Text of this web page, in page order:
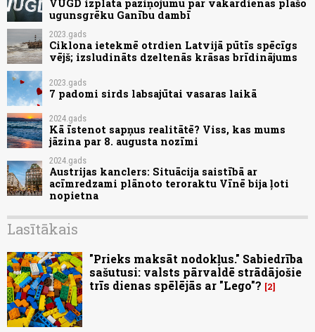
VUGD izplata paziņojumu par vakardienas plašo
ugunsgrēku Ganību dambī
2023.gads
Ciklona ietekmē otrdien Latvijā pūtīs spēcīgs
vējš; izsludināts dzeltenās krāsas brīdinājums
2023.gads
7 padomi sirds labsajūtai vasaras laikā
2024.gads
Kā īstenot sapņus realitātē? Viss, kas mums
jāzina par 8. augusta nozīmi
2024.gads
Austrijas kanclers: Situācija saistībā ar
acīmredzami plānoto teroraktu Vīnē bija ļoti
nopietna
Lasītākais
"Prieks maksāt nodokļus." Sabiedrība
sašutusi: valsts pārvaldē strādājošie
trīs dienas spēlējās ar "Lego"?
2